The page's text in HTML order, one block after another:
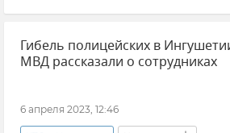
Происшествия
Новости
Гибель полицейских в
МВД рассказали о сотрудниках
6 апреля 2023, 12:46